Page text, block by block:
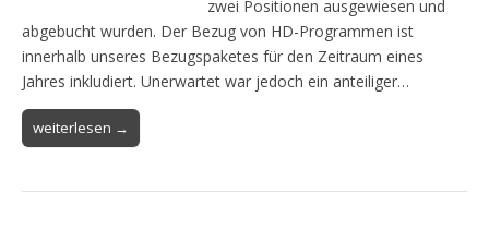
zwei Positionen ausgewiesen und
abgebucht wurden. Der Bezug von HD-Programmen ist
innerhalb unseres Bezugspaketes für den Zeitraum eines
Jahres inkludiert. Unerwartet war jedoch ein anteiliger…
weiterlesen →